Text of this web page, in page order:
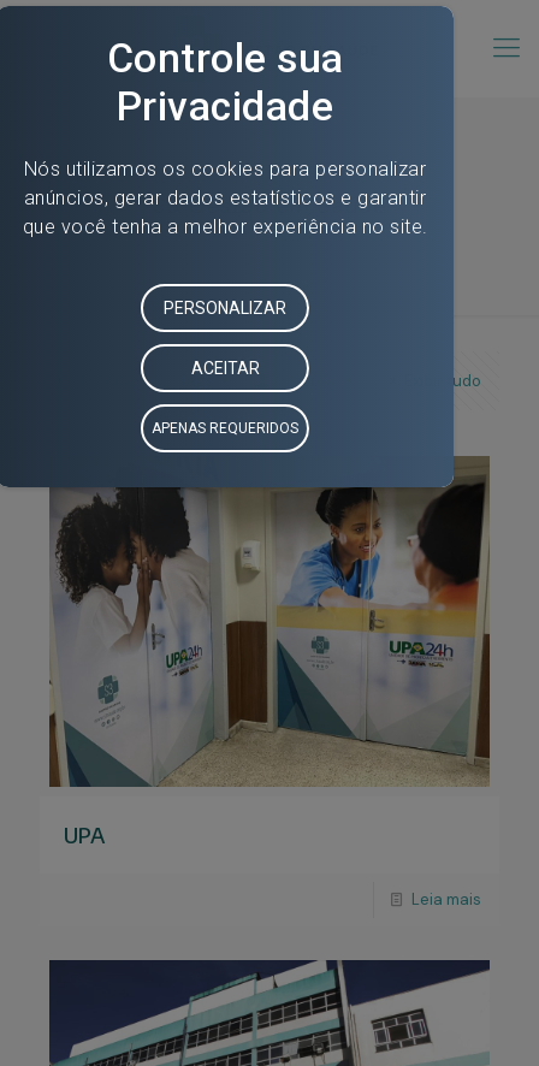
S3 Gestão em Saúde
Categorias Tags Autores Exibir tudo
UPA
Leia mais